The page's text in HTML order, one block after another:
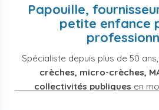
Papouille,
petite enfance
Spécialiste depuis plus de 50
crèches, micro-crèches,
collectivités publiques en
puériculture, jouets et